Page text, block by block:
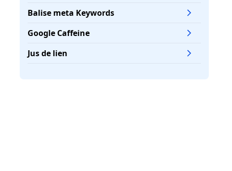
Balise meta Keywords
Google Caffeine
Jus de lien